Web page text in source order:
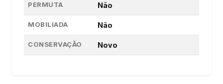
PERMUTA Não
MOBILIADA Não
CONSERVAÇÃO Novo